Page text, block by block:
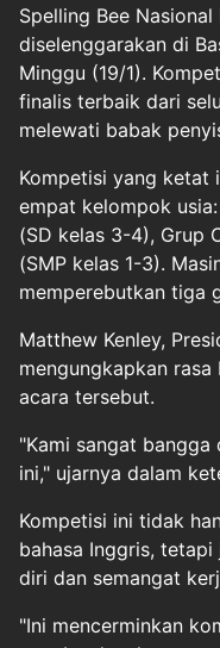
Spelling Bee Nasional
diselenggarakan di
Minggu (19/1).
finalis terbaik dari
melewati babak
Kompetisi yang ketat
empat kelompok
(SD kelas 3-4), Grup
(SMP kelas 1-3).
memperebutkan tiga
Matthew Kenley,
mengungkapkan
acara tersebut.
"Kami sangat
ini," ujarnya dalam
Kompetisi ini tidak
bahasa Inggris,
diri dan semangat
"Ini mencerminkan